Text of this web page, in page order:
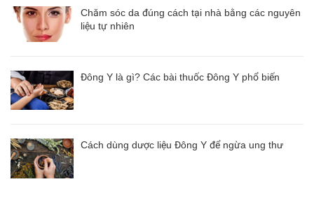
Chăm sóc da đúng cách tại nhà bằng các nguyên
liệu tự nhiên
Đông Y là gì? Các bài thuốc Đông Y phổ biến
Cách dùng dược liệu Đông Y để ngừa ung thư